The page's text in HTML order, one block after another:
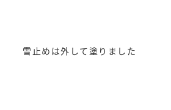
雪止めは外して塗りました